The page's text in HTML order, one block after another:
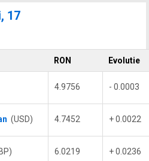
17
RON Evolutie
4.9756 - 0.0003
(USD) 4.7452 + 0.0022
6.0219 + 0.0236